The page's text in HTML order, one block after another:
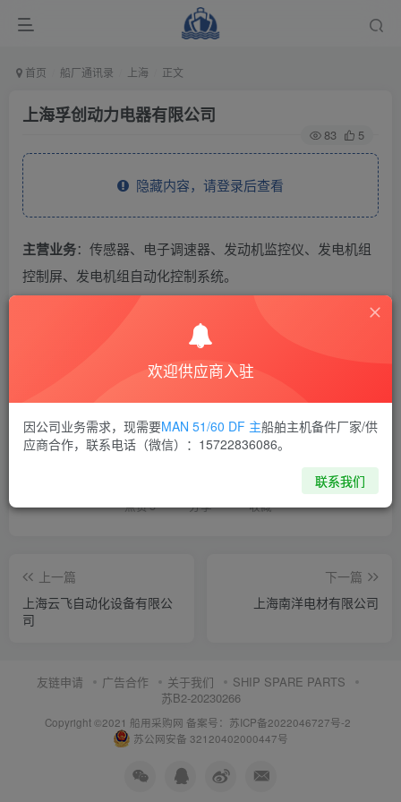
首页 船厂通讯录 上海 正文
上海孚创动力电器有限公司
83 5
隐藏内容，请登录后查看
主营业务：传感器、电子调速器、发动机监控仪、发电机组
控制屏、发电机组自动化控制系统。
THE END
上海
喜欢就支持一下吧
点赞5 分享 收藏
上一篇
上海云飞自动化设备有限公
司
下一篇
上海南洋电材有限公司
友链申请 广告合作 关于我们
SHIP SPARE PARTS
苏B2-20230266
Copyright ©2021 船用采购网 备案号：苏ICP备2022046727号-2
苏公网安备 32120402000447号
欢迎供应商入驻
因公司业务需求，现需要MAN 51/60 DF 主船舶主机备件厂家/供
应商合作，联系电话（微信）：15722836086。
联系我们